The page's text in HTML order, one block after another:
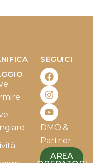
SEGUICI
F
a
c
e
b
o
o
k
I
n
s
t
a
g
r
a
m
Y
o
u
t
u
b
e
DMO &
Partner
AREA